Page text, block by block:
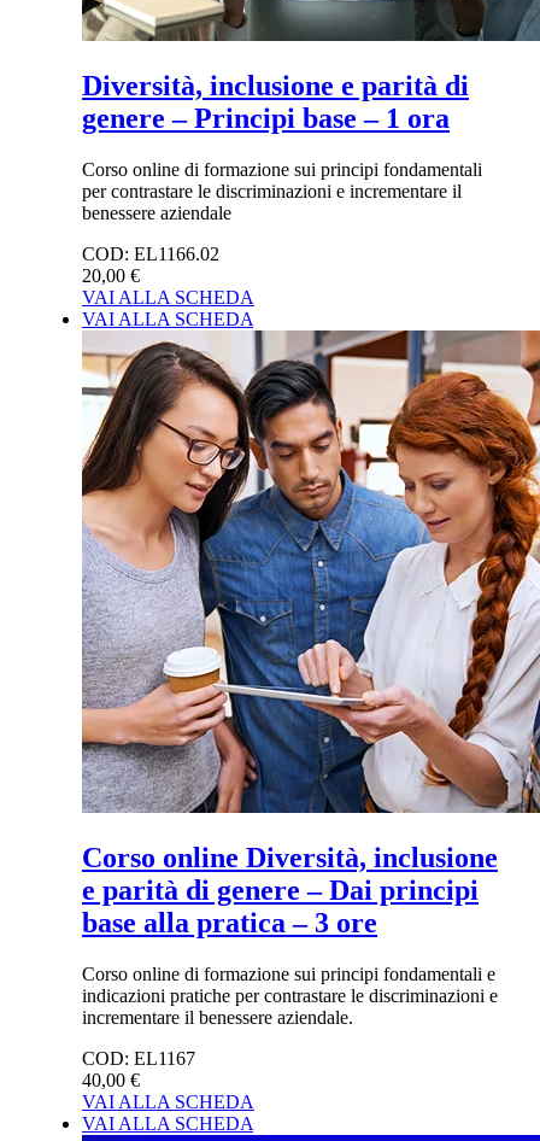
Diversità, inclusione e parità di
genere – Principi base – 1 ora
Corso online di formazione sui principi fondamentali
per contrastare le discriminazioni e incrementare il
benessere aziendale
COD: EL1166.02
20,00 €
VAI ALLA SCHEDA
VAI ALLA SCHEDA
Corso online Diversità, inclusione
e parità di genere – Dai principi
base alla pratica – 3 ore
Corso online di formazione sui principi fondamentali e
indicazioni pratiche per contrastare le discriminazioni e
incrementare il benessere aziendale.
COD: EL1167
40,00 €
VAI ALLA SCHEDA
VAI ALLA SCHEDA